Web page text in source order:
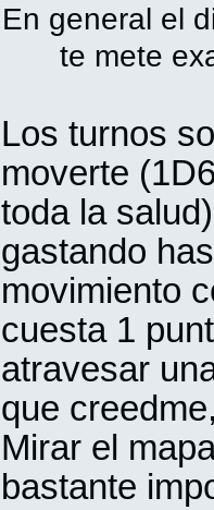
En general el
te mete
Los turnos
moverte
toda la
gastando
movimiento
cuesta 1
atravesar
que
Mirar el
bastante